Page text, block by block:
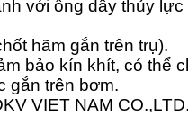
với ống dây thủy
hãm gắn trên trụ).
bảo kín khít, có thể
gắn trên bơm.
VIET NAM